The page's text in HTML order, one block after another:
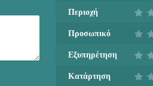
Περιοχή
Προσωπικό
Εξυπηρέτηση
Κατάρτηση